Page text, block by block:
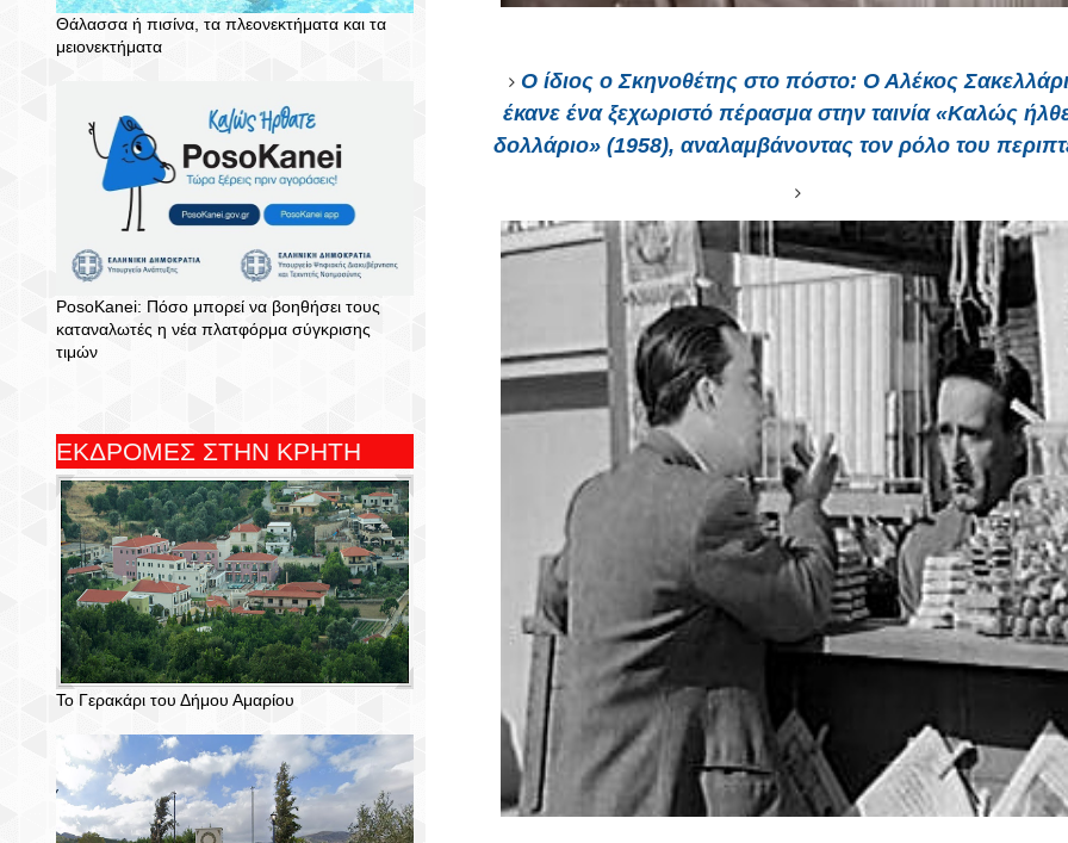
Θάλασσα ή πισίνα, τα πλεονεκτήματα και τα
μειονεκτήματα
PosoKanei: Πόσο μπορεί να βοηθήσει τους
καταναλωτές η νέα πλατφόρμα σύγκρισης
τιμών
ΕΚΔΡΟΜΕΣ ΣΤΗΝ ΚΡΗΤΗ
Το Γερακάρι του Δήμου Αμαρίου
Ο ίδιος ο Σκηνοθέτης στο πόστο: Ο Αλέκος
έκανε ένα ξεχωριστό πέρασμα στην ταινία «Καλώς
δολλάριο» (1958), αναλαμβάνοντας τον ρόλο του